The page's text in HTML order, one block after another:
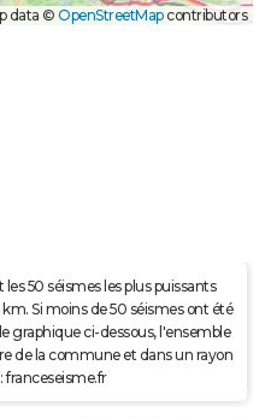
data ©OpenStreetMapcontributors
50 séismes les plus puissants
Si moins de 50 séismes ont été
graphique ci-dessous, l'ensemble
de la commune et dans un rayon
franceseisme.fr